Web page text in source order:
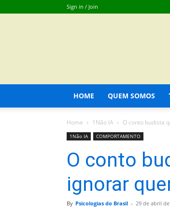
Sign in / Join
HOME QUEM SOMOS
Home 1Não IA O conto budista
1Não IA COMPORTAMENTO
O conto
ignorar
By Psicologias do Brasil - 29 de abril